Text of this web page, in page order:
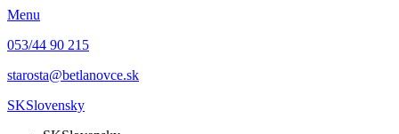
Menu
053/44 90 215
starosta@betlanovce.sk
SKSlovensky